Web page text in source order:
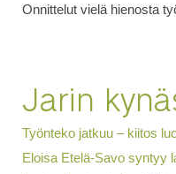
Onnittelut vielä hienosta
Jarin
Työnteko jatkuu – kiitos
Eloisa Etelä-Savo syntyy